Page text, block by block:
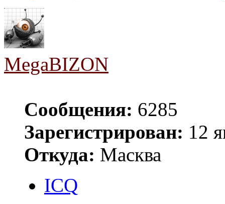
MegaBIZON
Сообщения: 6285
Зарегистрирован: 12
Откуда: Масква
ICQ